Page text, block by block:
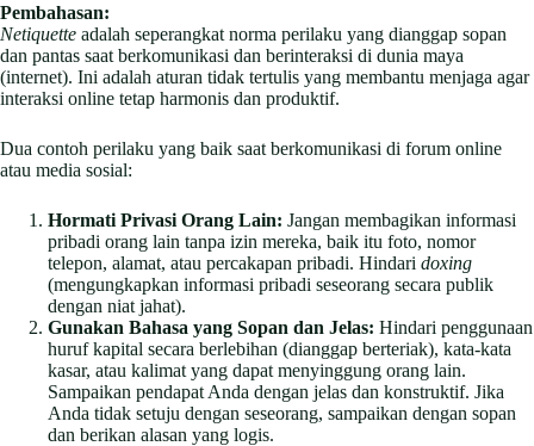
Pembahasan:
Netiquette adalah seperangkat norma perilaku yang dianggap sopan
dan pantas saat berkomunikasi dan berinteraksi di dunia maya
(internet). Ini adalah aturan tidak tertulis yang membantu menjaga agar
interaksi online tetap harmonis dan produktif.
Dua contoh perilaku yang baik saat berkomunikasi di forum online
atau media sosial:
Hormati Privasi Orang Lain: Jangan membagikan informasi
pribadi orang lain tanpa izin mereka, baik itu foto, nomor
telepon, alamat, atau percakapan pribadi. Hindari doxing
(mengungkapkan informasi pribadi seseorang secara publik
dengan niat jahat).
Gunakan Bahasa yang Sopan dan Jelas: Hindari penggunaan
huruf kapital secara berlebihan (dianggap berteriak), kata-kata
kasar, atau kalimat yang dapat menyinggung orang lain.
Sampaikan pendapat Anda dengan jelas dan konstruktif. Jika
Anda tidak setuju dengan seseorang, sampaikan dengan sopan
dan berikan alasan yang logis.